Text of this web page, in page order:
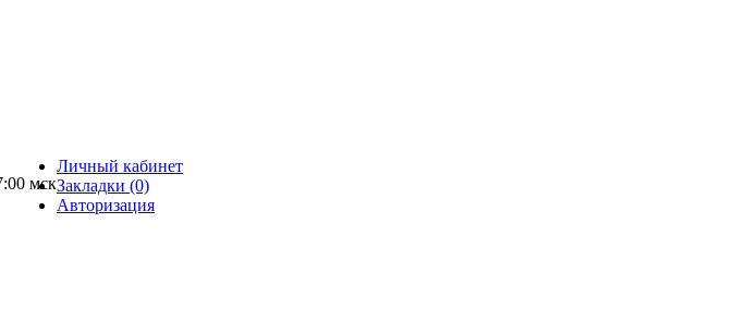
мск
Личный кабинет
Закладки (0)
Авторизация